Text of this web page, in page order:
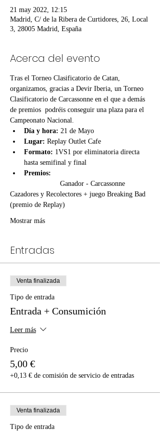
21 may 2022, 12:15
Madrid, C/ de la Ribera de Curtidores, 26, Local
3, 28005 Madrid, España
Acerca del evento
Tras el Torneo Clasificatorio de Catan,
organizamos, gracias a Devir Iberia, un Torneo
Clasificatorio de Carcassonne en el que a demás
de premios  podréis conseguir una plaza para el
Campeonato Nacional.
Día y hora: 21 de Mayo
Lugar: Replay Outlet Cafe
Formato: 1VS1 por eliminatoria directa
hasta semifinal y final
Premios:
Ganador - Carcassonne
Cazadores y Recolectores + juego Breaking Bad
(premio de Replay)
Mostrar más
Entradas
Venta finalizada
Tipo de entrada
Entrada + Consumición
Leer más
Precio
5,00 €
+0,13 € de comisión de servicio de entradas
Venta finalizada
Tipo de entrada